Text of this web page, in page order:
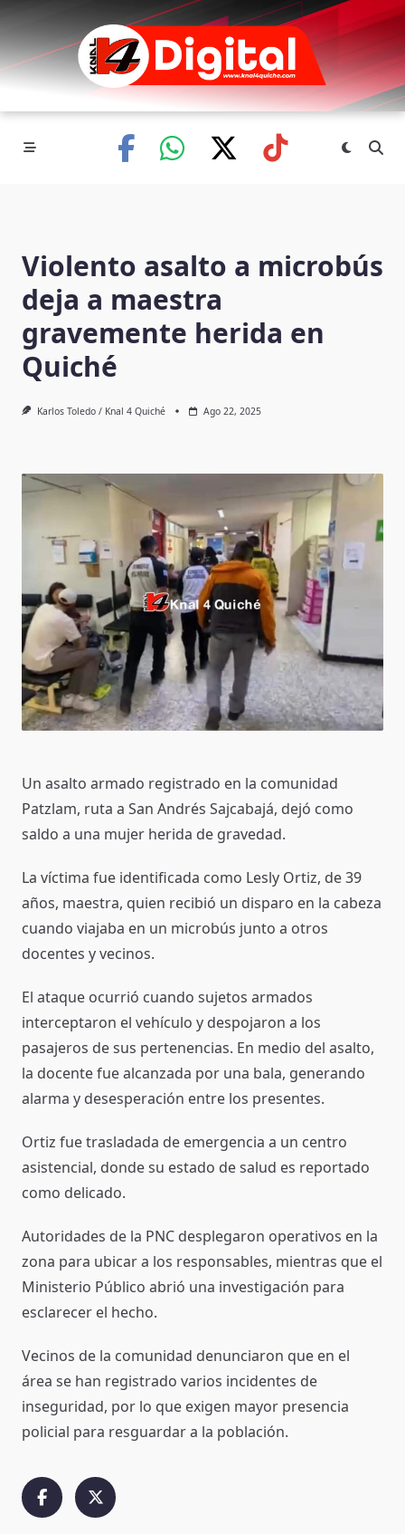
Skip
content
Violento asalto a microbús
deja a maestra
gravemente herida en
Quiché
Karlos Toledo / Knal 4 Quiché Ago 22, 2025
Un asalto armado registrado en la comunidad
Patzlam, ruta a San Andrés Sajcabajá, dejó como
saldo a una mujer herida de gravedad.
La víctima fue identificada como Lesly Ortiz, de 39
años, maestra, quien recibió un disparo en la cabeza
cuando viajaba en un microbús junto a otros
docentes y vecinos.
El ataque ocurrió cuando sujetos armados
interceptaron el vehículo y despojaron a los
pasajeros de sus pertenencias. En medio del asalto,
la docente fue alcanzada por una bala, generando
alarma y desesperación entre los presentes.
Ortiz fue trasladada de emergencia a un centro
asistencial, donde su estado de salud es reportado
como delicado.
Autoridades de la PNC desplegaron operativos en la
zona para ubicar a los responsables, mientras que el
Ministerio Público abrió una investigación para
esclarecer el hecho.
Vecinos de la comunidad denunciaron que en el
área se han registrado varios incidentes de
inseguridad, por lo que exigen mayor presencia
policial para resguardar a la población.